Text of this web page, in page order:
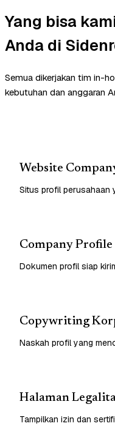
Yang bisa
Anda di
Semua dikerjakan tim in-
kebutuhan dan anggaran
Website
Situs profil perusahaan
Company Profile
Dokumen profil siap
Copywriting
Naskah profil yang
Halaman
Tampilkan izin dan